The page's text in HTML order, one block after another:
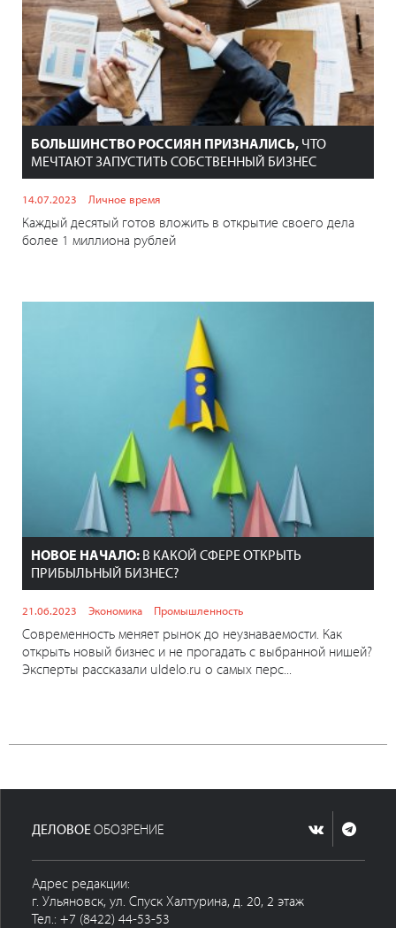
БОЛЬШИНСТВО РОССИЯН ПРИЗНАЛИСЬ, ЧТО
МЕЧТАЮТ ЗАПУСТИТЬ СОБСТВЕННЫЙ БИЗНЕС
14.07.2023 Личное время
Каждый десятый готов вложить в открытие своего дела
более 1 миллиона рублей
НОВОЕ НАЧАЛО: В КАКОЙ СФЕРЕ ОТКРЫТЬ
ПРИБЫЛЬНЫЙ БИЗНЕС?
21.06.2023 Экономика Промышленность
Современность меняет рынок до неузнаваемости. Как
открыть новый бизнес и не прогадать с выбранной нишей?
Эксперты рассказали uldelo.ru о самых перс...
ДЕЛОВОЕ ОБОЗРЕНИЕ
Адрес редакции:
г. Ульяновск, ул. Спуск Халтурина, д. 20, 2 этаж
Тел.: +7 (8422) 44-53-53